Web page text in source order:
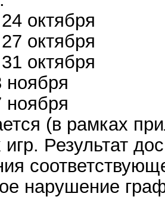
октября
октября
октября
ноября
ноября
(в рамках
Результат
нарушение